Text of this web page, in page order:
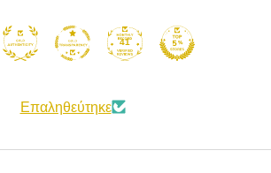
41
Επαληθεύτηκε